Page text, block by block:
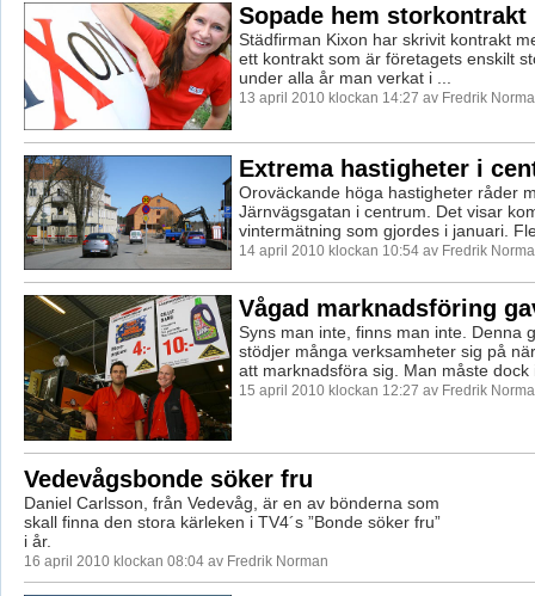
Sopade hem storkontrakt
Städfirman Kixon har skrivit kontrakt
ett kontrakt som är företagets enskilt
under alla år man verkat i ...
13 april 2010 klockan 14:27 av Fredrik
Extrema hastigheter i
Oroväckande höga hastigheter råder
Järnvägsgatan i centrum. Det visar
vintermätning som gjordes i januari.
14 april 2010 klockan 10:54 av Fredrik
Vågad marknadsföring
Syns man inte, finns man inte. Denna
stödjer många verksamheter sig på
att marknadsföra sig. Man måste dock
15 april 2010 klockan 12:27 av Fredrik
Vedevågsbonde söker fru
Daniel Carlsson, från Vedevåg, är en av bönderna som
skall finna den stora kärleken i TV4´s ”Bonde söker fru”
i år.
16 april 2010 klockan 08:04 av Fredrik Norman